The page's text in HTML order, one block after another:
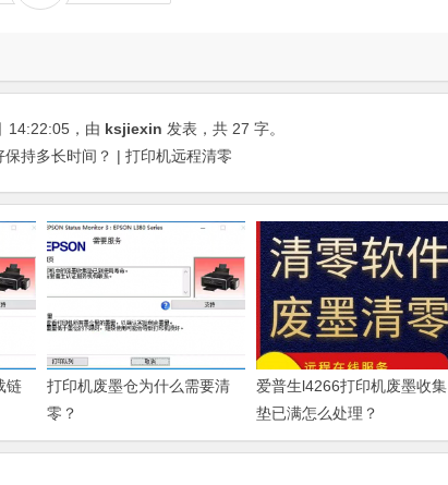
14:22:05 ，由 ksjiexin 发表，共 27 字。
持多长时间？ | 打印机远程清零
链
打印机废墨仓为什么需要清
零？
爱普生l4266打印机废墨收集
垫已满怎么处理？